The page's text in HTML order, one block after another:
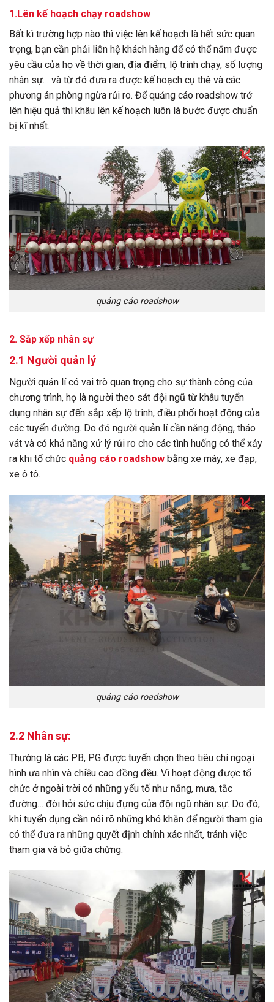
1.Lên kế hoạch chạy roadshow
Bất kì trường hợp nào thì việc lên kế hoạch là hết sức quan
trọng, bạn cần phải liên hệ khách hàng để có thể nắm được
yêu cầu của họ về thời gian, địa điểm, lộ trình chạy, số lượng
nhân sự… và từ đó đưa ra được kế hoạch cụ thê và các
phương án phòng ngừa rủi ro. Để quảng cáo roadshow trở
lên hiệu quả thì khâu lên kế hoạch luôn là bước được chuẩn
bị kĩ nhất.
quảng cáo roadshow
2. Sắp xếp nhân sự
2.1 Người quản lý
Người quản lí có vai trò quan trọng cho sự thành công của
chương trình, họ là người theo sát đội ngũ từ khâu tuyển
dụng nhân sự đến sắp xếp lộ trình, điều phối hoạt động của
các tuyến đường. Do đó người quản lí cần năng động, tháo
vát và có khả năng xử lý rủi ro cho các tình huống có thể xảy
ra khi tổ chức quảng cáo roadshow bằng xe máy, xe đạp,
xe ô tô.
quảng cáo roadshow
2.2 Nhân sự:
Thường là các PB, PG được tuyển chọn theo tiêu chí ngoại
hình ưa nhìn và chiều cao đồng đều. Vì hoạt động được tổ
chức ở ngoài trời có những yếu tố như nắng, mưa, tắc
đường… đòi hỏi sức chịu đựng của đội ngũ nhân sự. Do đó,
khi tuyển dụng cần nói rõ những khó khăn để người tham gia
có thể đưa ra những quyết định chính xác nhất, tránh việc
tham gia và bỏ giữa chừng.